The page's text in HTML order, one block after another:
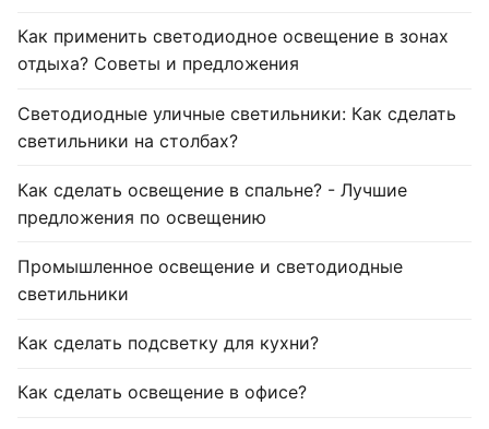
Как применить светодиодное освещение в зонах
отдыха? Советы и предложения
Светодиодные уличные светильники: Как сделать
светильники на столбах?
Как сделать освещение в спальне? - Лучшие
предложения по освещению
Промышленное освещение и светодиодные
светильники
Как сделать подсветку для кухни?
Как сделать освещение в офисе?